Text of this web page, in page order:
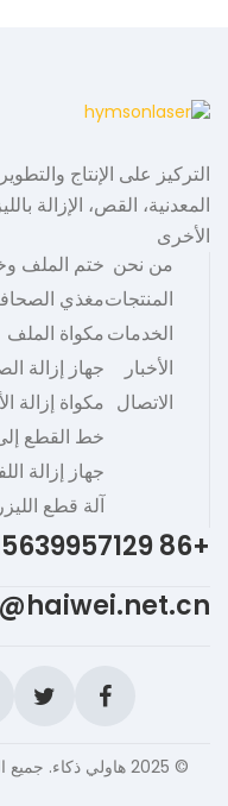
التركيز على الإنتاج
المعدنية، القص، الإزالة
الأخرى
من نحن
المنتجات
الخدمات
الأخبار
الاتصال
ختم الملف
مغذي
مكواة الملف
جهاز إزالة
مكواة إزالة
خط القطع
جهاز إزالة
آلة قطع
+86 15639957129
© 2025 هاولي ذكاء. جميع الحقوق محفوظة.